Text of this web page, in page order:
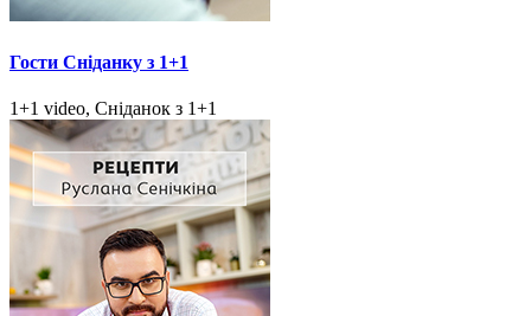
Гости Сніданку з 1+1
1+1 video, Сніданок з 1+1